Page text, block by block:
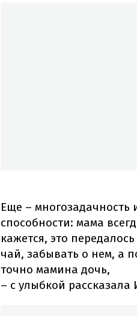
Еще – многозадачность
способности: мама
кажется, это
чай, забывать о нем, а
точно мамина дочь,
– с улыбкой рассказала